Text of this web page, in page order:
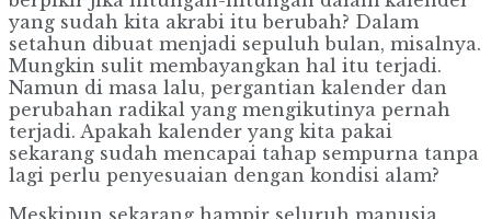
yang sudah kita akrabi itu berubah? Dalam
setahun dibuat menjadi sepuluh bulan, misalnya.
Mungkin sulit membayangkan hal itu terjadi.
Namun di masa lalu, pergantian kalender dan
perubahan radikal yang mengikutinya pernah
terjadi. Apakah kalender yang kita pakai
sekarang sudah mencapai tahap sempurna tanpa
lagi perlu penyesuaian dengan kondisi alam?